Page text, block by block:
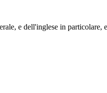
e dell'inglese in particolare,